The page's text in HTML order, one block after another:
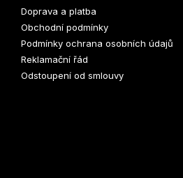
Doprava a platba
Obchodní podmínky
Podmínky ochrana osobních údajů
Reklamační řád
Odstoupení od smlouvy